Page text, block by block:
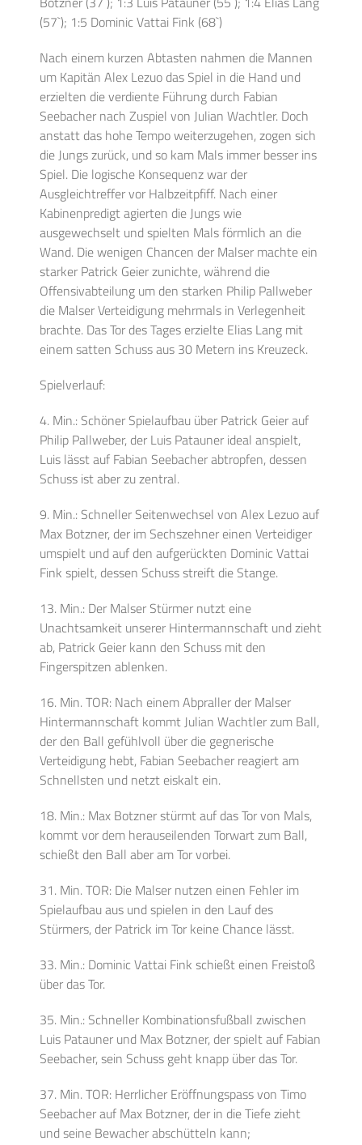
(57`); 1:5 Dominic Vattai Fink (68`)
Nach einem kurzen Abtasten nahmen die Mannen
um Kapitän Alex Lezuo das Spiel in die Hand und
erzielten die verdiente Führung durch Fabian
Seebacher nach Zuspiel von Julian Wachtler. Doch
anstatt das hohe Tempo weiterzugehen, zogen sich
die Jungs zurück, und so kam Mals immer besser ins
Spiel. Die logische Konsequenz war der
Ausgleichtreffer vor Halbzeitpfiff. Nach einer
Kabinenpredigt agierten die Jungs wie
ausgewechselt und spielten Mals förmlich an die
Wand. Die wenigen Chancen der Malser machte ein
starker Patrick Geier zunichte, während die
Offensivabteilung um den starken Philip Pallweber
die Malser Verteidigung mehrmals in Verlegenheit
brachte. Das Tor des Tages erzielte Elias Lang mit
einem satten Schuss aus 30 Metern ins Kreuzeck.
Spielverlauf:
4. Min.: Schöner Spielaufbau über Patrick Geier auf
Philip Pallweber, der Luis Patauner ideal anspielt,
Luis lässt auf Fabian Seebacher abtropfen, dessen
Schuss ist aber zu zentral.
9. Min.: Schneller Seitenwechsel von Alex Lezuo auf
Max Botzner, der im Sechszehner einen Verteidiger
umspielt und auf den aufgerückten Dominic Vattai
Fink spielt, dessen Schuss streift die Stange.
13. Min.: Der Malser Stürmer nutzt eine
Unachtsamkeit unserer Hintermannschaft und zieht
ab, Patrick Geier kann den Schuss mit den
Fingerspitzen ablenken.
16. Min. TOR: Nach einem Abpraller der Malser
Hintermannschaft kommt Julian Wachtler zum Ball,
der den Ball gefühlvoll über die gegnerische
Verteidigung hebt, Fabian Seebacher reagiert am
Schnellsten und netzt eiskalt ein.
18. Min.: Max Botzner stürmt auf das Tor von Mals,
kommt vor dem herauseilenden Torwart zum Ball,
schießt den Ball aber am Tor vorbei.
31. Min. TOR: Die Malser nutzen einen Fehler im
Spielaufbau aus und spielen in den Lauf des
Stürmers, der Patrick im Tor keine Chance lässt.
33. Min.: Dominic Vattai Fink schießt einen Freistoß
über das Tor.
35. Min.: Schneller Kombinationsfußball zwischen
Luis Patauner und Max Botzner, der spielt auf Fabian
Seebacher, sein Schuss geht knapp über das Tor.
37. Min. TOR: Herrlicher Eröffnungspass von Timo
Seebacher auf Max Botzner, der in die Tiefe zieht
und seine Bewacher abschütteln kann;